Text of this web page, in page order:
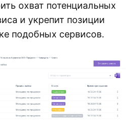
охват потенциальных
и укрепит позиции
подобных сервисов.